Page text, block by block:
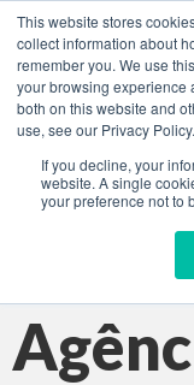
This website stores
collect information about
remember you. We use
your browsing experience
both on this website and
use, see our Privacy Policy.
If you decline, your
website. A single
your preference not to